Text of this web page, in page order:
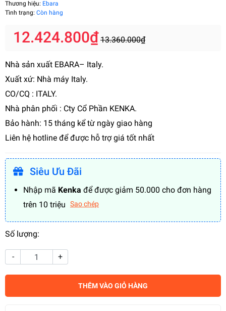
Thương hiệu: Ebara
Tình trạng: Còn hàng
12.424.800₫ 13.360.000₫
Nhà sản xuất EBARA– Italy.
Xuất xứ: Nhà máy Italy.
CO/CQ : ITALY.
Nhà phân phối : Cty Cổ Phần KENKA.
Bảo hành: 15 tháng kể từ ngày giao hàng
Liên hệ hotline để được hỗ trợ giá tốt nhất
Siêu Ưu Đãi
Nhập mã Kenka để được giảm 50.000 cho đơn hàng
trên 10 triệu
Sao chép
Số lượng:
- +
THÊM VÀO GIỎ HÀNG